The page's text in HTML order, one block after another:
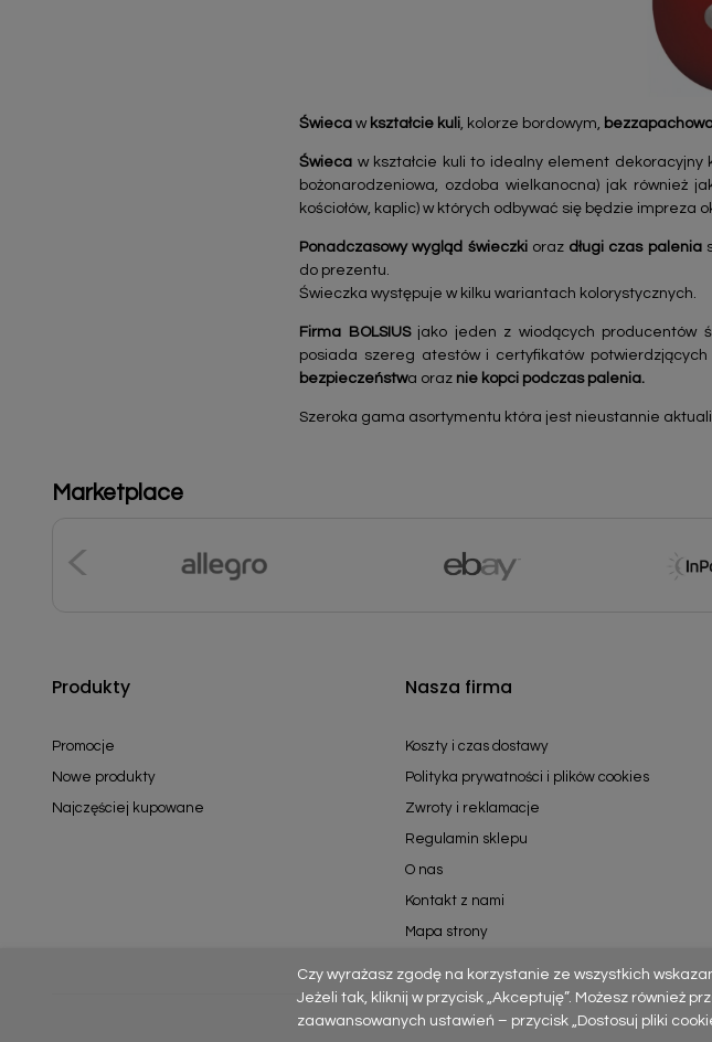
Świeca w kształcie kuli, kolorze bordowym,
Świeca w kształcie kuli to idealny element dekoracyjny
bożonarodzeniowa, ozdoba wielkanocna) jak również
kościołów, kaplic) w których odbywać się będzie impreza
Ponadczasowy wygląd świeczkiorazdługi czas palenia
do prezentu.
Świeczka występuje w kilku wariantach kolorystycznych.
Firma BOLSIUSjako jeden z wiodących producentów
posiada szereg atestów i certyfikatów potwierdzjących
bezpieczeństwa oraz nie kopci podczas palenia.
Szeroka gama asortymentu która jest nieustannie
Marketplace
Produkty
Promocje
Nowe produkty
Najczęściej kupowane
Nasza firma
Koszty i czas dostawy
Polityka prywatności i plików cookies
Zwroty i reklamacje
Regulamin sklepu
O nas
Kontakt z nami
Mapa strony
Czy wyrażasz zgodę na korzystanie ze wszystkich
Jeżeli tak, kliknij w przycisk „Akceptuję”. Możesz również
zaawansowanych ustawień – przycisk „Dostosuj pliki